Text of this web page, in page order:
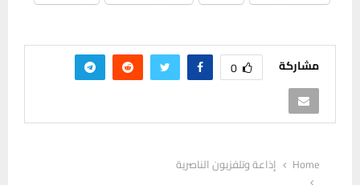
مشاركة 0
Home
إذاعة وتلفزيون الناصرية